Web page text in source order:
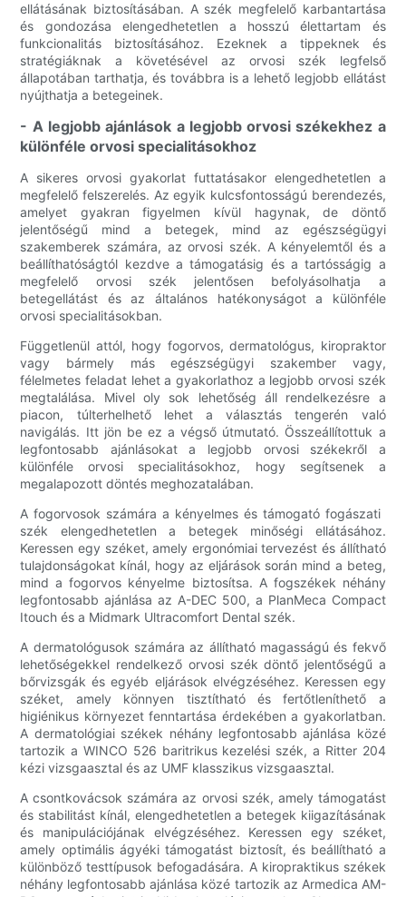
ellátásának biztosításában. A szék megfelelő karbantartása
és gondozása elengedhetetlen a hosszú élettartam és
funkcionalitás biztosításához. Ezeknek a tippeknek és
stratégiáknak a követésével az orvosi szék legfelső
állapotában tarthatja, és továbbra is a lehető legjobb ellátást
nyújthatja a betegeinek.
- A legjobb ajánlások a legjobb orvosi székekhez a
különféle orvosi specialitásokhoz
A sikeres orvosi gyakorlat futtatásakor elengedhetetlen a
megfelelő felszerelés. Az egyik kulcsfontosságú berendezés,
amelyet gyakran figyelmen kívül hagynak, de döntő
jelentőségű mind a betegek, mind az egészségügyi
szakemberek számára, az orvosi szék. A kényelemtől és a
beállíthatóságtól kezdve a támogatásig és a tartósságig a
megfelelő orvosi szék jelentősen befolyásolhatja a
betegellátást és az általános hatékonyságot a különféle
orvosi specialitásokban.
Függetlenül attól, hogy fogorvos, dermatológus, kiropraktor
vagy bármely más egészségügyi szakember vagy,
félelmetes feladat lehet a gyakorlathoz a legjobb orvosi szék
megtalálása. Mivel oly sok lehetőség áll rendelkezésre a
piacon, túlterhelhető lehet a választás tengerén való
navigálás. Itt jön be ez a végső útmutató. Összeállítottuk a
legfontosabb ajánlásokat a legjobb orvosi székekről a
különféle orvosi specialitásokhoz, hogy segítsenek a
megalapozott döntés meghozatalában.
A fogorvosok számára a kényelmes és támogató fogászati ​​
szék elengedhetetlen a betegek minőségi ellátásához.
Keressen egy széket, amely ergonómiai tervezést és állítható
tulajdonságokat kínál, hogy az eljárások során mind a beteg,
mind a fogorvos kényelme biztosítsa. A fogszékek néhány
legfontosabb ajánlása az A-DEC 500, a PlanMeca Compact
Itouch és a Midmark Ultracomfort Dental szék.
A dermatológusok számára az állítható magasságú és fekvő
lehetőségekkel rendelkező orvosi szék döntő jelentőségű a
bőrvizsgák és egyéb eljárások elvégzéséhez. Keressen egy
széket, amely könnyen tisztítható és fertőtleníthető a
higiénikus környezet fenntartása érdekében a gyakorlatban.
A dermatológiai székek néhány legfontosabb ajánlása közé
tartozik a WINCO 526 baritrikus kezelési szék, a Ritter 204
kézi vizsgaasztal és az UMF klasszikus vizsgaasztal.
A csontkovácsok számára az orvosi szék, amely támogatást
és stabilitást kínál, elengedhetetlen a betegek kiigazításának
és manipulációjának elvégzéséhez. Keressen egy széket,
amely optimális ágyéki támogatást biztosít, és beállítható a
különböző testtípusok befogadására. A kiropraktikus székek
néhány legfontosabb ajánlása közé tartozik az Armedica AM-